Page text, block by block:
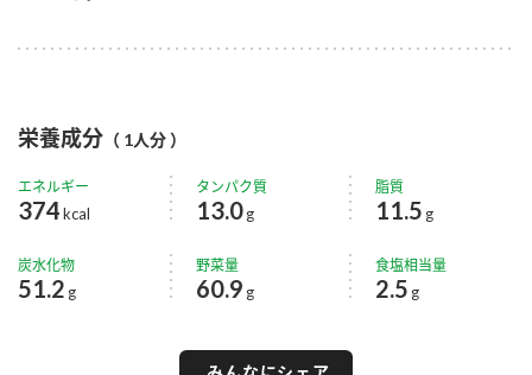
栄養成分 （ 1人分 ）
エネルギー
374kcal
タンパク質
13.0g
脂質
11.5 g
炭水化物
51.2 g
野菜量
60.9 g
食塩相当量
2.5 g